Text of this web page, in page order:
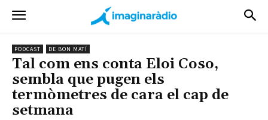
PODCAST DE BON MATÍ
Tal com ens conta Eloi Coso,
sembla que pugen els
termòmetres de cara el cap de
setmana